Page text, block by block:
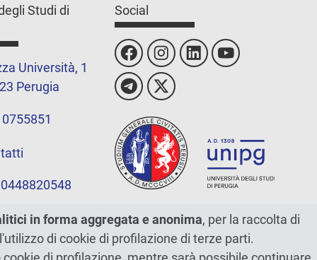
Studi di
Università, 1
Perugia
Social
in forma aggregata e anonima, per la raccolta di
di cookie di profilazione di terze parti.